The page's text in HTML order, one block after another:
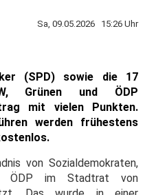
Sa, 09.05.2026 15:26 Uhr
(SPD) sowie die 17
Grünen und ÖDP
mit vielen Punkten.
werden frühestens
von Sozialdemokraten,
ÖDP im Stadtrat von